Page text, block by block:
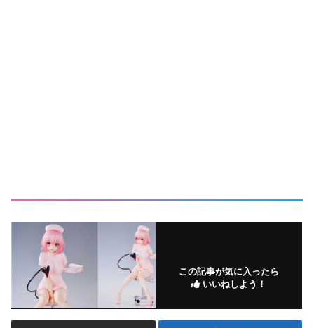
この記事が気に入ったら
いいねしよう！